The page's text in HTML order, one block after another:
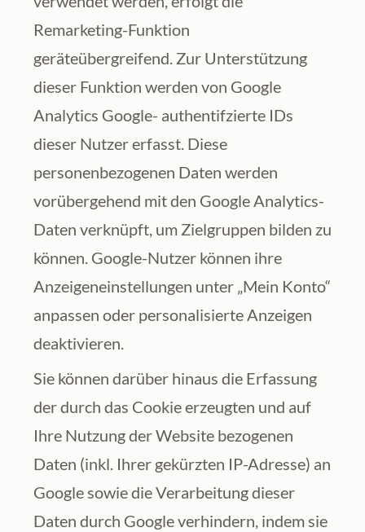
Remarketing-Funktion
geräteübergreifend. Zur Unterstützung
dieser Funktion werden von Google
Analytics Google- authentifzierte IDs
dieser Nutzer erfasst. Diese
personenbezogenen Daten werden
vorübergehend mit den Google Analytics-
Daten verknüpft, um Zielgruppen bilden zu
können. Google-Nutzer können ihre
Anzeigeneinstellungen unter „Mein Konto“
anpassen oder personalisierte Anzeigen
deaktivieren.
Sie können darüber hinaus die Erfassung
der durch das Cookie erzeugten und auf
Ihre Nutzung der Website bezogenen
Daten (inkl. Ihrer gekürzten IP-Adresse) an
Google sowie die Verarbeitung dieser
Daten durch Google verhindern, indem sie